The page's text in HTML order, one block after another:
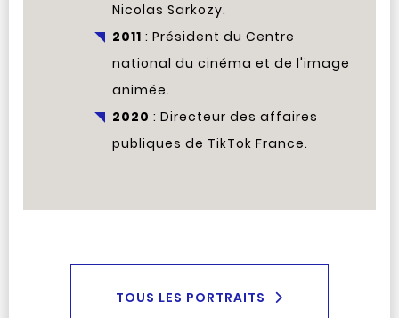
Nicolas Sarkozy.
2011 : Président du Centre
national du cinéma et de l'image
animée.
2020 : Directeur des affaires
publiques de TikTok France.
TOUS LES PORTRAITS